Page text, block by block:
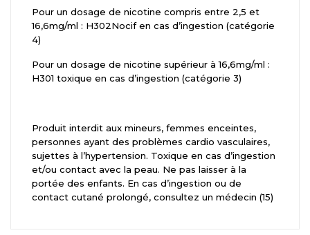
Pour un dosage de nicotine compris entre 2,5 et
16,6mg/ml : H302Nocif en cas d’ingestion (catégorie
4)
Pour un dosage de nicotine supérieur à 16,6mg/ml :
H301 toxique en cas d’ingestion (catégorie 3)
Produit interdit aux mineurs, femmes enceintes,
personnes ayant des problèmes cardio vasculaires,
sujettes à l’hypertension. Toxique en cas d’ingestion
et/ou contact avec la peau. Ne pas laisser à la
portée des enfants. En cas d’ingestion ou de
contact cutané prolongé, consultez un médecin (15)